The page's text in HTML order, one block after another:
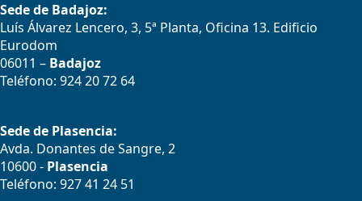
Sede de Badajoz:
Luís Álvarez Lencero, 3, 5ª Planta, Oficina 13. Edificio
Eurodom
06011 – Badajoz
Teléfono: 924 20 72 64
Sede de Plasencia:
Avda. Donantes de Sangre, 2
10600 - Plasencia
Teléfono: 927 41 24 51